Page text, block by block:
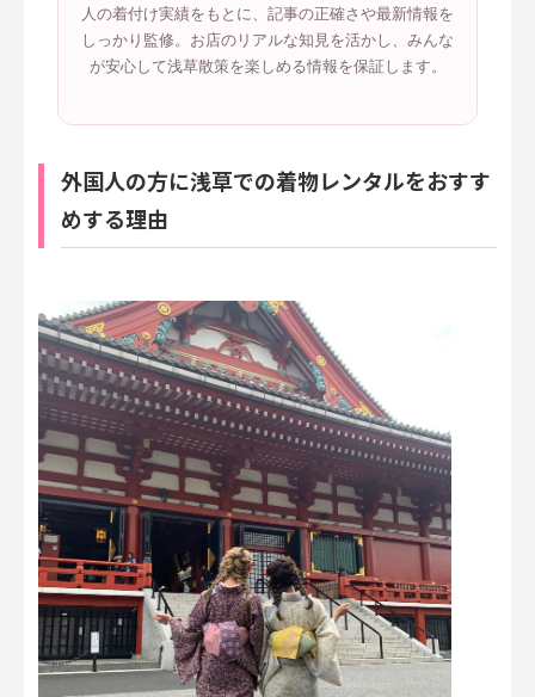
人の着付け実績をもとに、記事の正確さや最新情報を
しっかり監修。お店のリアルな知見を活かし、みんな
が安心して浅草散策を楽しめる情報を保証します。
外国人の方に浅草での着物レンタルをおすす
めする理由